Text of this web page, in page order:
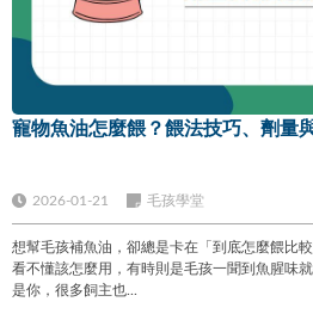
寵物魚油怎麼餵？餵法技巧、劑量
2026-01-21 毛孩學堂
想幫毛孩補魚油，卻總是卡在「到底怎麼餵比
看不懂該怎麼用，有時則是毛孩一聞到魚腥味
是你，很多飼主也...